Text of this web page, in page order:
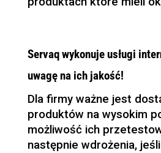
Servaq wykonuje usługi
uwagę na ich jakość!
Dla firmy ważne jest
produktów na wysokim
możliwość ich
następnie wdrożenia,